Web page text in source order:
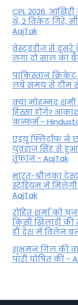
CPL 2026:
थे, 2 विकेट गिरे,
AajTak
वेस्टइंडीज से दूसरे
लगा दो साल का
पाकिस्तान
लंबे समय से टीम से
क्या मोहम्मद
हिस्सा होंगे?
कन्फर्म -
एंड्रयू फ्लिंटॉफ ने
युवराज सिंह से हुआ
तूफान - AajTak
भारत-श्रीलंका
स्टेडियम में मिलेगी
AajTak
रोहित शर्मा को
किसी खिलाड़ी
ही देश में विलेन
शुभमन गिल की
पारी घोषित की -